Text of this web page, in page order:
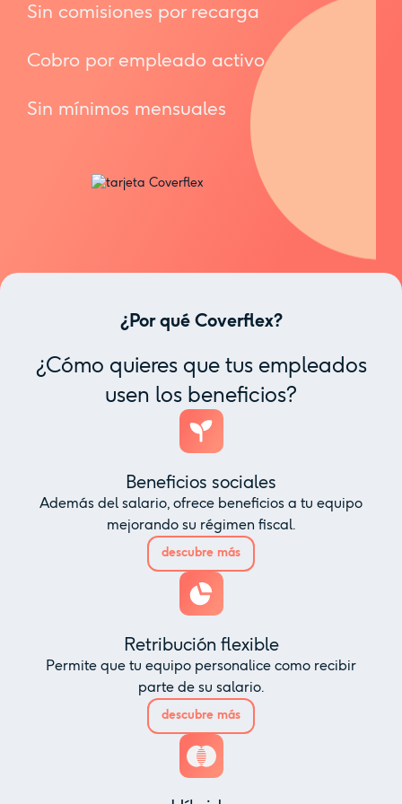
Sin comisiones por recarga
Cobro por empleado activo
Sin mínimos mensuales
¿Por qué Coverflex?
¿Cómo quieres que tus empleados
usen los beneficios?
Beneficios sociales
Además del salario, ofrece beneficios a tu equipo
mejorando su régimen fiscal.
descubre más
Retribución flexible
Permite que tu equipo personalice como recibir
parte de su salario.
descubre más